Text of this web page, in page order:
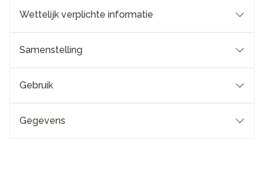
Wettelijk verplichte informatie
Samenstelling
Gebruik
Gegevens